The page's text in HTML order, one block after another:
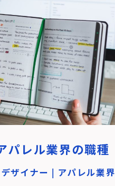
パレル業界の職種
ザイナー | アパレル業界